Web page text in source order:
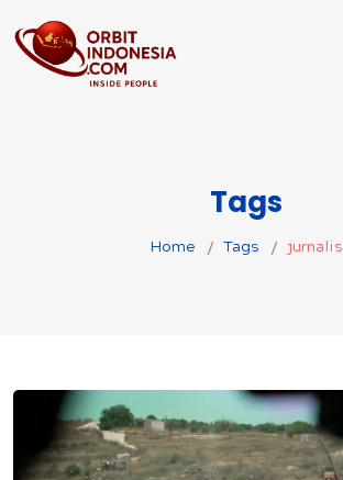
Tags
Home Tags jurnalis